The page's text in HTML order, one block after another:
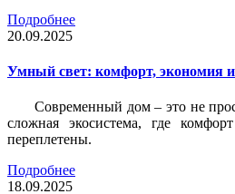
Подробнее
20.09.2025
Умный свет: комфорт, экономия
Современный дом – это не
сложная экосистема, где
переплетены.
Подробнее
18.09.2025